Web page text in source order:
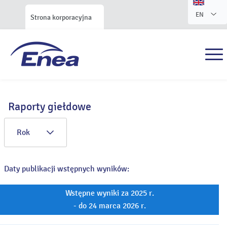
Strona korporacyjna EN
Raporty giełdowe
Rok
Daty publikacji wstępnych wyników:
Wstępne wyniki za 2025 r.
- do 24 marca 2026 r.